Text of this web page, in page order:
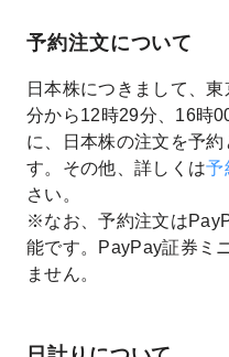
予約注文について
日本株につきまして、
分から12時29分、16時
に、日本株の注文を予
す。その他、詳しくは予
さい。
※なお、予約注文は
能です。PayPay証券ミ
ません。